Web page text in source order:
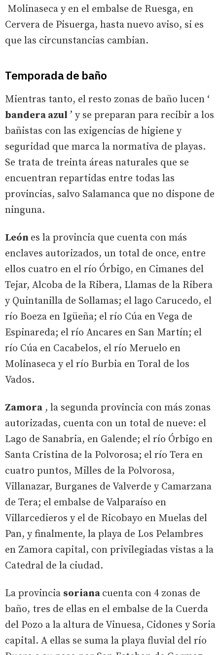
Molinaseca y en el embalse de Ruesga, en
Cervera de Pisuerga, hasta nuevo aviso, si es
que las circunstancias cambian.
Temporada de baño
Mientras tanto, el resto zonas de baño lucen ‘
bandera azul ’ y se preparan para recibir a los
bañistas con las exigencias de higiene y
seguridad que marca la normativa de playas.
Se trata de treinta áreas naturales que se
encuentran repartidas entre todas las
provincias, salvo Salamanca que no dispone de
ninguna.
León es la provincia que cuenta con más
enclaves autorizados, un total de once, entre
ellos cuatro en el río Órbigo, en Cimanes del
Tejar, Alcoba de la Ribera, Llamas de la Ribera
y Quintanilla de Sollamas; el lago Carucedo, el
río Boeza en Igüeña; el río Cúa en Vega de
Espinareda; el río Ancares en San Martín; el
río Cúa en Cacabelos, el río Meruelo en
Molinaseca y el río Burbia en Toral de los
Vados.
Zamora , la segunda provincia con más zonas
autorizadas, cuenta con un total de nueve: el
Lago de Sanabria, en Galende; el río Órbigo en
Santa Cristina de la Polvorosa; el río Tera en
cuatro puntos, Milles de la Polvorosa,
Villanazar, Burganes de Valverde y Camarzana
de Tera; el embalse de Valparaíso en
Villarcedieros y el de Ricobayo en Muelas del
Pan, y finalmente, la playa de Los Pelambres
en Zamora capital, con privilegiadas vistas a la
Catedral de la ciudad.
La provincia soriana cuenta con 4 zonas de
baño, tres de ellas en el embalse de la Cuerda
del Pozo a la altura de Vinuesa, Cidones y Soria
capital. A ellas se suma la playa fluvial del río